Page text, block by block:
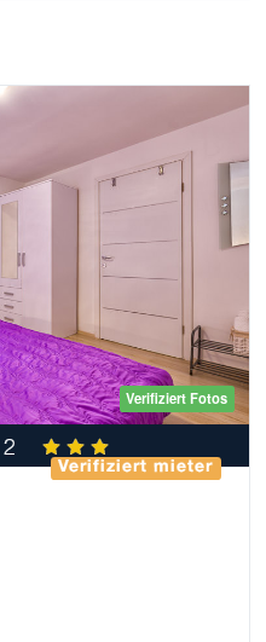
Verifiziert Fotos
Verifiziert mieter